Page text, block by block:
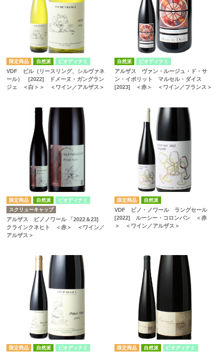
自然派 ビオディナミ
VDF ビル（リースリング、シルヴァネ
ール） [2022] ドメーヌ・ガングラン
ジェ ＜白＞＞ ＜ワイン／アルザス＞
自然派 ビオディナミ
アルザス ヴァン・ルージュ・ド・サ
ン・イポリット マルセル・ダイス
[2023] ＜赤＞ ＜ワイン／フランス＞
自然派
ビオディナミ
スクリューキャップ
アルザス ピノノワール 「2022＆23]
クラインクネヒト ＜赤＞ ＜ワイン／
アルザス＞
自然派
VDF ピノ・ノワール ラングセール
[2022] ルーシー・コロンバン ＜赤
＞ ＜ワイン／アルザス＞
自然派 ビオディナミ 自然派 ビオディナミ